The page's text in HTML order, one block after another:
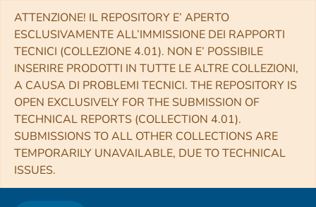
ATTENZIONE! IL REPOSITORY E’ APERTO
ESCLUSIVAMENTE ALL’IMMISSIONE DEI RAPPORTI
TECNICI (COLLEZIONE 4.01). NON E’ POSSIBILE
INSERIRE PRODOTTI IN TUTTE LE ALTRE COLLEZIONI,
A CAUSA DI PROBLEMI TECNICI. THE REPOSITORY IS
OPEN EXCLUSIVELY FOR THE SUBMISSION OF
TECHNICAL REPORTS (COLLECTION 4.01).
SUBMISSIONS TO ALL OTHER COLLECTIONS ARE
TEMPORARILY UNAVAILABLE, DUE TO TECHNICAL
ISSUES.